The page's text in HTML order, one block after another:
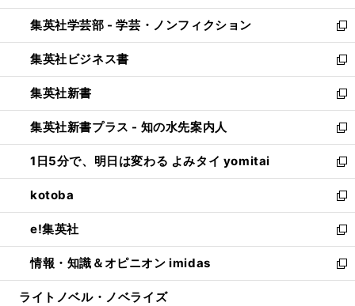
開
く
ウ
で
開
く
ン
ド
ウ
で
開
く
ウ
ィ
ン
ド
ウ
で
開
く
集英社学芸部 - 学芸・ノンフィクション
新
し
い
ウ
ィ
ン
ド
ウ
で
開
く
集英社ビジネス書
新
し
い
ウ
ィ
ン
ド
ウ
で
開
く
集英社新書
新
し
い
ウ
ィ
ン
ド
ウ
で
開
く
集英社新書プラス - 知の水先案内人
新
し
い
ウ
ィ
ン
ド
ウ
で
開
1日5分で、明日は変わる よみタイ yomitai
新
し
い
ウ
ィ
ン
ド
ウ
kotoba
新
し
い
ウ
ィ
ン
e!集英社
新
し
い
ウ
情報・知識＆オピニオン imidas
新
し
ライトノベル・ノベライズ